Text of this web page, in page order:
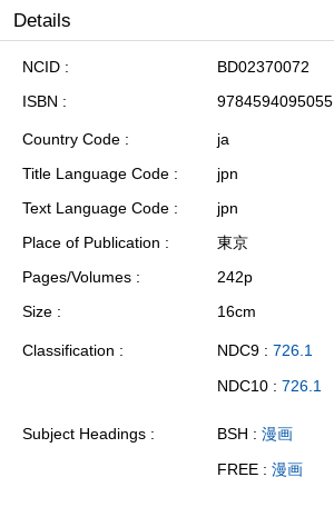
Details
NCID
BD02370072
ISBN
9784594095055
Country Code
ja
Title Language Code
jpn
Text Language Code
jpn
Place of Publication
東京
Pages/Volumes
242p
Size
16cm
Classification NDC9 : 726.1
NDC10 : 726.1
Subject Headings BSH : 漫画
FREE : 漫画